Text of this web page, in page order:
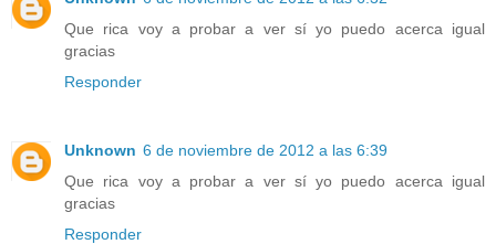
Que rica voy a probar a ver sí yo puedo acerca igual
gracias
Responder
Unknown 6 de noviembre de 2012 a las 6:39
Que rica voy a probar a ver sí yo puedo acerca igual
gracias
Responder